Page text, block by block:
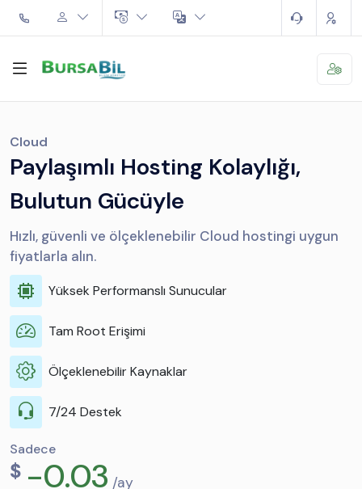
Cloud
Paylaşımlı Hosting Kolaylığı,
Bulutun Gücüyle
Hızlı, güvenli ve ölçeklenebilir Cloud hostingi uygun
fiyatlarla alın.
Yüksek Performanslı Sunucular
Tam Root Erişimi
Ölçeklenebilir Kaynaklar
7/24 Destek
Sadece
$ -0.03 /ay